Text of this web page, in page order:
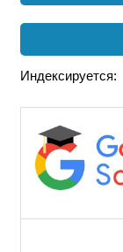
Индексируется: